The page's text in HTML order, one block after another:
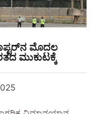
ಮೊದಲ
ಮುಕುಟಕ್ಕೆ